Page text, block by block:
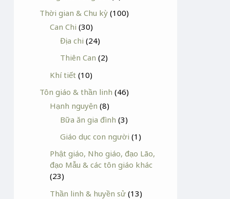
Thời gian & Chu kỳ (100)
Can Chi (30)
Địa chi (24)
Thiên Can (2)
Khí tiết (10)
Tôn giáo & thần linh (46)
Hạnh nguyện (8)
Bữa ăn gia đình (3)
Giáo dục con người (1)
Phật giáo, Nho giáo, đạo Lão,
đạo Mẫu & các tôn giáo khác
(23)
Thần linh & huyền sử (13)